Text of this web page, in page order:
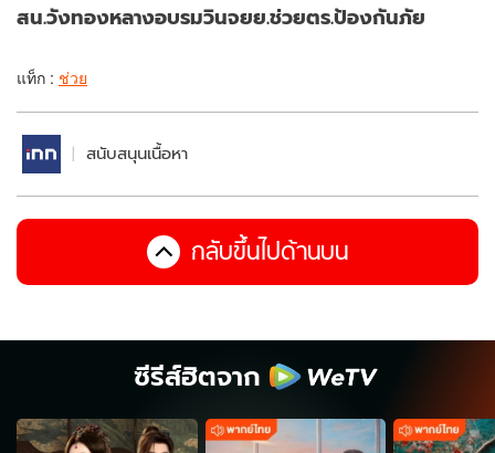
สน.วังทองหลางอบรมวินจยย.ช่วยตร.ป้องกันภัย
แท็ก : ช่วย
สนับสนุนเนื้อหา
กลับขึ้นไปด้านบน
ซีรีส์ฮิตจาก